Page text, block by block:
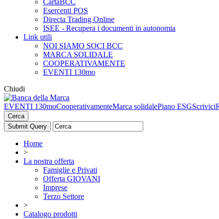
CartaBCC
Esercenti POS
Directa Trading Online
ISEE - Recupera i documenti in autonomia
Link utili
NOI SIAMO SOCI BCC
MARCA SOLIDALE
COOPERATIVAMENTE
EVENTI 130mo
Chiudi
EVENTI 130moCooperativamenteMarca solidalePiano ESGScrivici
Cerca
Home
>
La nostra offerta
Famiglie e Privati
Offerta GIOVANI
Imprese
Terzo Settore
>
Catalogo prodotti